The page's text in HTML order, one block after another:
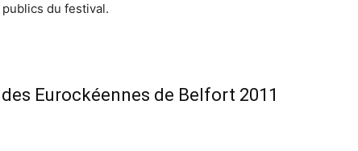
du festival.
Eurockéennes de Belfort 2011